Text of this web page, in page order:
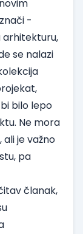
-
arhitekturu,
se nalazi
bilo lepo
Ne mora
je važno
pa
članak,